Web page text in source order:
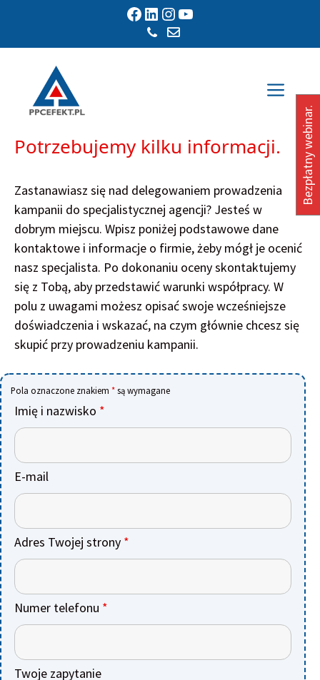
treści
Facebook LinkedIn Instagram YouTube
Potrzebujemy kilku informacji.
Zastanawiasz się nad delegowaniem prowadzenia
kampanii do specjalistycznej agencji? Jesteś w
dobrym miejscu. Wpisz poniżej podstawowe dane
kontaktowe i informacje o firmie, żeby mógł je ocenić
nasz specjalista. Po dokonaniu oceny skontaktujemy
się z Tobą, aby przedstawić warunki współpracy. W
polu z uwagami możesz opisać swoje wcześniejsze
doświadczenia i wskazać, na czym głównie chcesz się
skupić przy prowadzeniu kampanii.
Pola oznaczone znakiem *są wymagane
Imię i nazwisko *
E-mail
Adres Twojej strony *
Numer telefonu *
Twoje zapytanie
Bezpłatny webinar.